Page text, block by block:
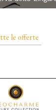
le offerte